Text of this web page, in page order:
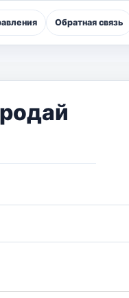
Обратная связь